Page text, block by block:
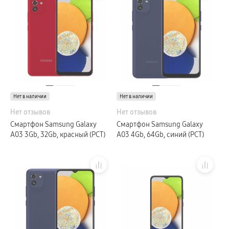
Galaxy Watch Ультра
Galaxy Watch 9
Galaxy Watch 8 Класcика
Аксессуары для смарт-часов
Зарядные устройства для смарт-часов
Ремешки для часов
гарантия
Домашние кинотеатры
Телевизоры Samsung Серия 8
Телевизоры Samsung Серия 9
Телевизоры Samsung Серия Q
Телевизоры Samsung Серия The Frame
Телевизоры Samsung Серия Микро RGB
Телевизоры Samsung Серия Мини LED
Портативные дисплеи Samsung
гарантия
доставка
Аксессуары для тв
Кронштейны
Нет в наличии
Нет отзывов
Смартфон Samsung Galaxy
A03 3Gb, 32Gb, красный (РСТ)
Нет в наличии
Нет отзывов
Смартфон Samsung Galaxy
A03 4Gb, 64Gb, синий (РСТ)